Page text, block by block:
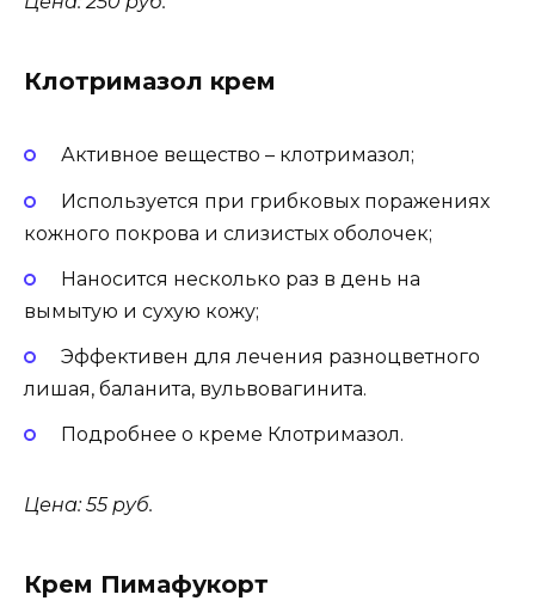
Клотримазол крем
Активное вещество – клотримазол;
Используется при грибковых поражениях
кожного покрова и слизистых оболочек;
Наносится несколько раз в день на
вымытую и сухую кожу;
Эффективен для лечения разноцветного
лишая, баланита, вульвовагинита.
Подробнее о креме Клотримазол.
Цена: 55 руб.
Крем Пимафукорт